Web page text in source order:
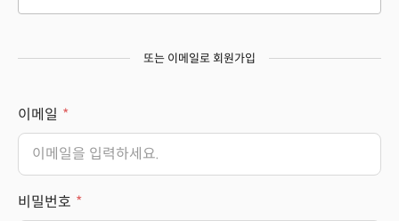
또는 이메일로 회원가입
이메일
비밀번호